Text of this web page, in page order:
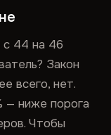
с 44 на 46
Закон
всего, нет.
— ниже порога
Чтобы